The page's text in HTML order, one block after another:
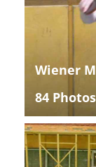
Wiener
84 Photos